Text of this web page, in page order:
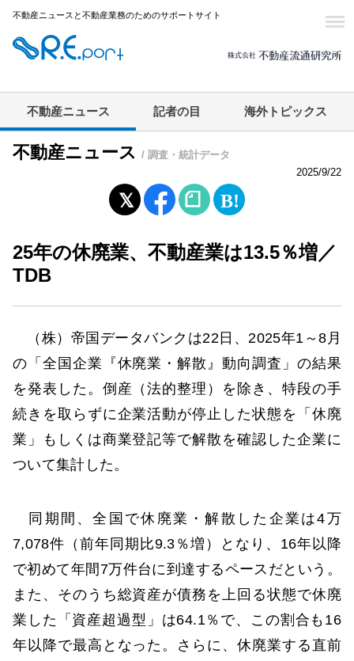
不動産ニュースと不動産業務のためのサポートサイト
不動産ニュース 記者の目 海外トピックス
不動産ニュース / 調査・統計データ
2025/9/22
25年の休廃業、不動産業は13.5％増／
TDB
（株）帝国データバンクは22日、2025年1～8月
の「全国企業『休廃業・解散』動向調査」の結果
を発表した。倒産（法的整理）を除き、特段の手
続きを取らずに企業活動が停止した状態を「休廃
業」もしくは商業登記等で解散を確認した企業に
ついて集計した。
同期間、全国で休廃業・解散した企業は4万
7,078件（前年同期比9.3％増）となり、16年以降
で初めて年間7万件台に到達するペースだという。
また、そのうち総資産が債務を上回る状態で休廃
業した「資産超過型」は64.1％で、この割合も16
年以降で最高となった。さらに、休廃業する直前